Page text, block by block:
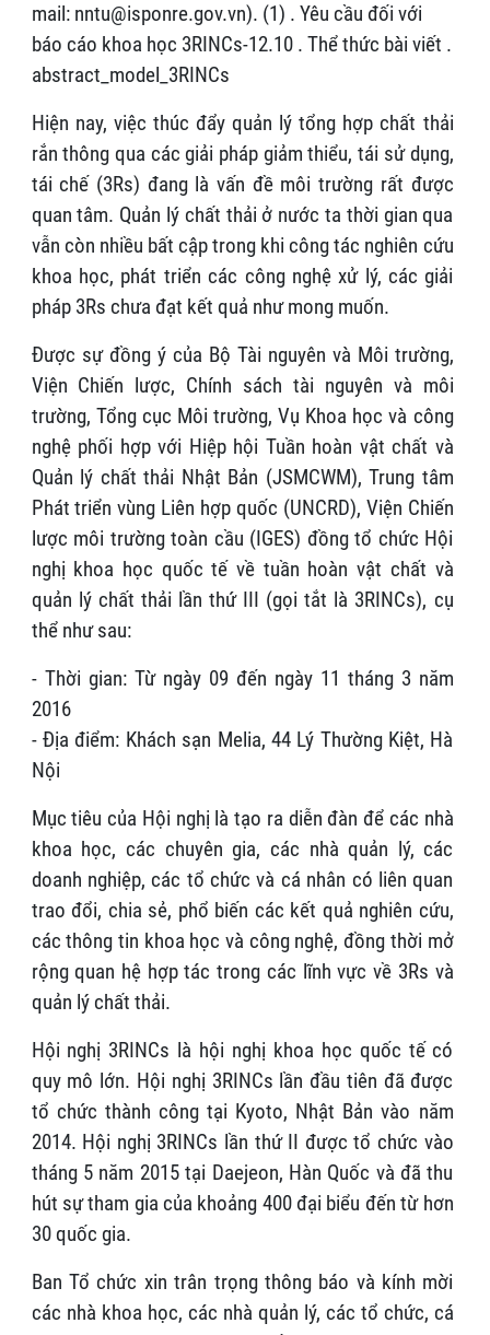
mail: nntu@isponre.gov.vn). (1) . Yêu cầu đối với
báo cáo khoa học 3RINCs-12.10 . Thể thức bài viết .
abstract_model_3RINCs
Hiện nay, việc thúc đẩy quản lý tổng hợp chất thải
rắn thông qua các giải pháp giảm thiểu, tái sử dụng,
tái chế (3Rs) đang là vấn đề môi trường rất được
quan tâm. Quản lý chất thải ở nước ta thời gian qua
vẫn còn nhiều bất cập trong khi công tác nghiên cứu
khoa học, phát triển các công nghệ xử lý, các giải
pháp 3Rs chưa đạt kết quả như mong muốn.
Được sự đồng ý của Bộ Tài nguyên và Môi trường,
Viện Chiến lược, Chính sách tài nguyên và môi
trường, Tổng cục Môi trường, Vụ Khoa học và công
nghệ phối hợp với Hiệp hội Tuần hoàn vật chất và
Quản lý chất thải Nhật Bản (JSMCWM), Trung tâm
Phát triển vùng Liên hợp quốc (UNCRD), Viện Chiến
lược môi trường toàn cầu (IGES) đồng tổ chức Hội
nghị khoa học quốc tế về tuần hoàn vật chất và
quản lý chất thải lần thứ III (gọi tắt là 3RINCs), cụ
thể như sau:
- Thời gian: Từ ngày 09 đến ngày 11 tháng 3 năm
2016
- Địa điểm: Khách sạn Melia, 44 Lý Thường Kiệt, Hà
Nội
Mục tiêu của Hội nghị là tạo ra diễn đàn để các nhà
khoa học, các chuyên gia, các nhà quản lý, các
doanh nghiệp, các tổ chức và cá nhân có liên quan
trao đổi, chia sẻ, phổ biến các kết quả nghiên cứu,
các thông tin khoa học và công nghệ, đồng thời mở
rộng quan hệ hợp tác trong các lĩnh vực về 3Rs và
quản lý chất thải.
Hội nghị 3RINCs là hội nghị khoa học quốc tế có
quy mô lớn. Hội nghị 3RINCs lần đầu tiên đã được
tổ chức thành công tại Kyoto, Nhật Bản vào năm
2014. Hội nghị 3RINCs lần thứ II được tổ chức vào
tháng 5 năm 2015 tại Daejeon, Hàn Quốc và đã thu
hút sự tham gia của khoảng 400 đại biểu đến từ hơn
30 quốc gia.
Ban Tổ chức xin trân trọng thông báo và kính mời
các nhà khoa học, các nhà quản lý, các tổ chức, cá